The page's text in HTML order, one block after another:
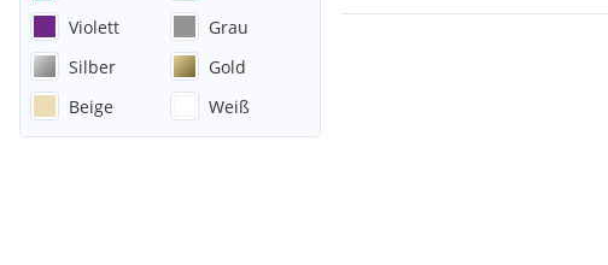
Violett
Grau
Silber
Gold
Beige
Weiß